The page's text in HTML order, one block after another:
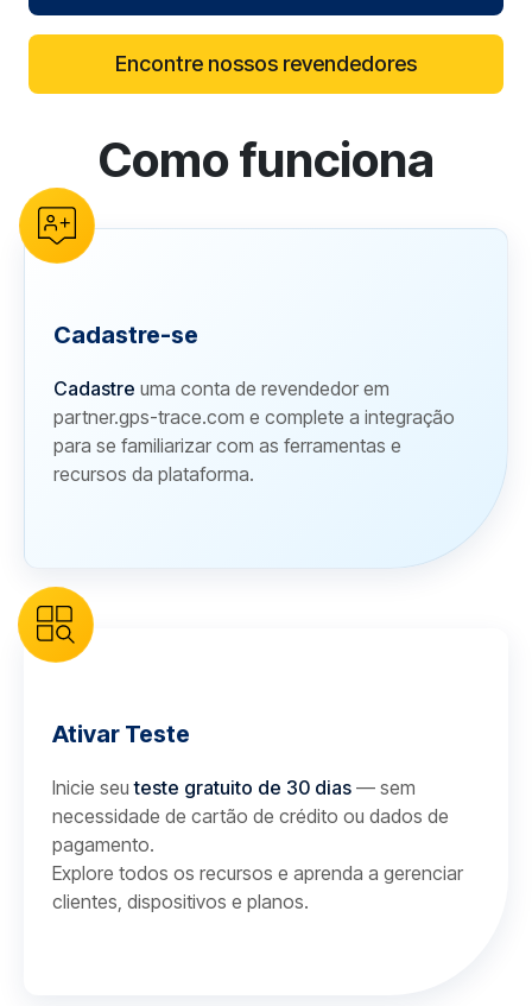
Encontre nossos revendedores
reCAPTCHA verification
Como funciona
Cadastre-se
Cadastre uma conta de revendedor em
partner.gps-trace.com e complete a integração
para se familiarizar com as ferramentas e
recursos da plataforma.
Ativar Teste
Inicie seuteste gratuito de 30 dias — sem
necessidade de cartão de crédito ou dados de
pagamento.
Explore todos os recursos e aprenda a gerenciar
clientes, dispositivos e planos.